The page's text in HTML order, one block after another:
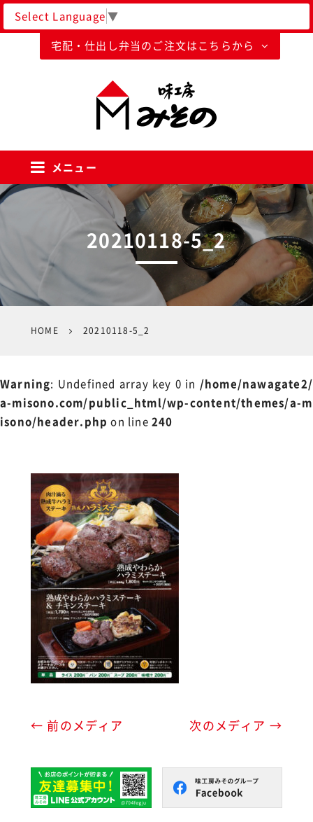
Select Language▼
宅配・仕出し弁当のご注文はこちらから
メニュー
20210118-5_2
HOME 20210118-5_2
Warning: Undefined array key 0 in /home/nawagate2/
a-misono.com/public_html/wp-content/themes/a-m
isono/header.php on line240
← 前のメディア 次のメディア →